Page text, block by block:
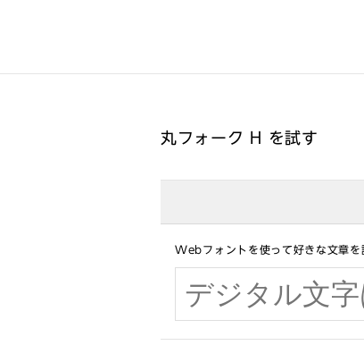
丸フォーク H を試す
Webフォントを使って好きな文章を